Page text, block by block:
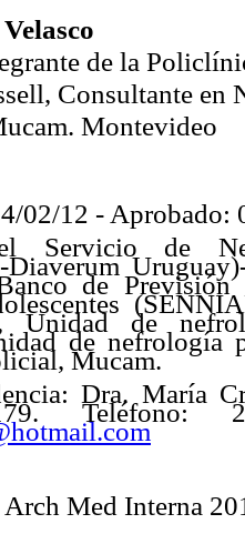
de la
Consultante
Montevideo
02/12 - Aprobado:
Servicio de
de
Unidad de
de nefrología
Mucam.
Dra. María
Teléfono:
Arch Med Interna